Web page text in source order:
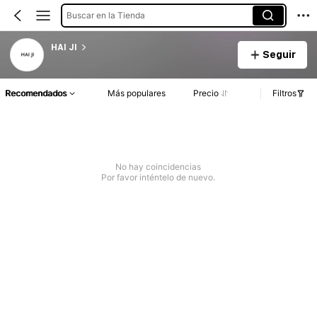
Buscar en la Tienda
HAI JI
Seguir
Recomendados Más populares Precio Filtros
No hay coincidencias
Por favor inténtelo de nuevo.